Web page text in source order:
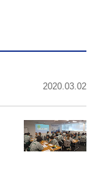
2020.03.02